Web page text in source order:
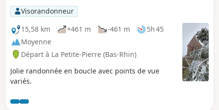
Visorandonneur
15,58 km
+461 m -461 m
5h 45
Moyenne
Départ à La Petite-Pierre (Bas-Rhin)
Jolie randonnée en boucle avec points de vue
variés.